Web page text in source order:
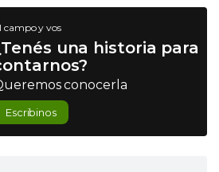
campo y vos
una historia para
conocerla
Escribinos